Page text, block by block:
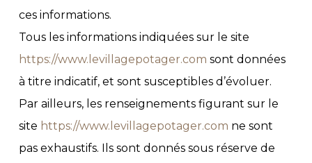
ces informations.
Tous les informations indiquées sur le site
https://www.levillagepotager.com sont données
à titre indicatif, et sont susceptibles d’évoluer.
Par ailleurs, les renseignements figurant sur le
site https://www.levillagepotager.com ne sont
pas exhaustifs. Ils sont donnés sous réserve de